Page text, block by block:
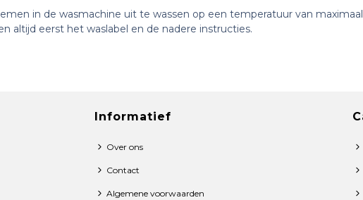
in de wasmachine uit te wassen op een temperatuur van
altijd eerst het waslabel en de nadere instructies.
Informatief
Over ons
Contact
Algemene voorwaarden